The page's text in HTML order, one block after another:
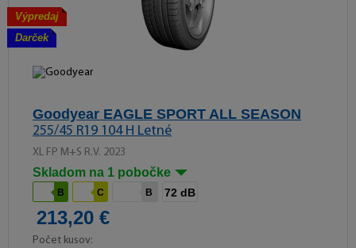
Výpredaj
Darček
Goodyear EAGLE SPORT ALL SEASON
255/45 R19 104 H Letné
XL FP M+S R.V. 2023
Skladom na 1 pobočke
B C B 72 dB
213,20 €
Počet kusov: